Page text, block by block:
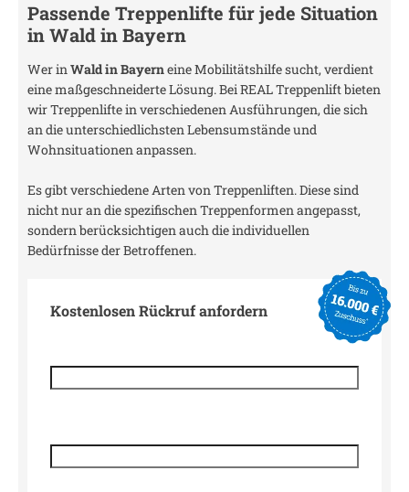
Passende Treppenlifte für jede Situation
inWald in Bayern
Wer inWald in Bayerneine Mobilitätshilfe sucht, verdient
eine maßgeschneiderte Lösung. Bei REAL Treppenlift bieten
wir Treppenlifte in verschiedenen Ausführungen, die sich
an die unterschiedlichsten Lebensumstände und
Wohnsituationen anpassen.
Es gibt verschiedene Arten von Treppenliften. Diese sind
nicht nur an die spezifischen Treppenformen angepasst,
sondern berücksichtigen auch die individuellen
Bedürfnisse der Betroffenen.
Kostenlosen Rückruf anfordern